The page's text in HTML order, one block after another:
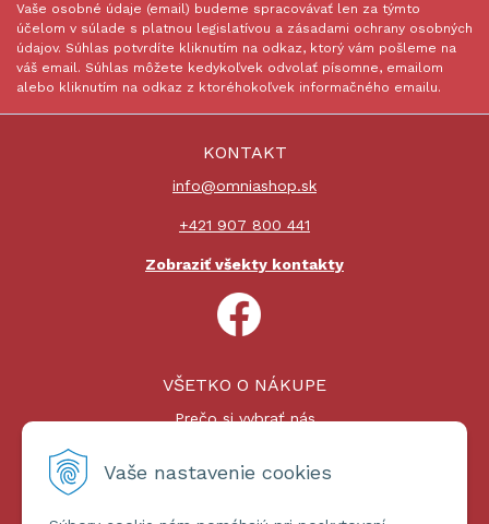
Vaše nastavenie cookies
Vaše osobné údaje (email) budeme spracovávať len za týmto
účelom v súlade s platnou legislatívou a zásadami ochrany osobných
údajov. Súhlas potvrdíte kliknutím na odkaz, ktorý vám pošleme na
váš email. Súhlas môžete kedykoľvek odvolať písomne, emailom
alebo kliknutím na odkaz z ktoréhokoľvek informačného emailu.
KONTAKT
info@omniashop.sk
+421 907 800 441
Zobraziť všekty kontakty
VŠETKO O NÁKUPE
Prečo si vybrať nás
Platby a doprava